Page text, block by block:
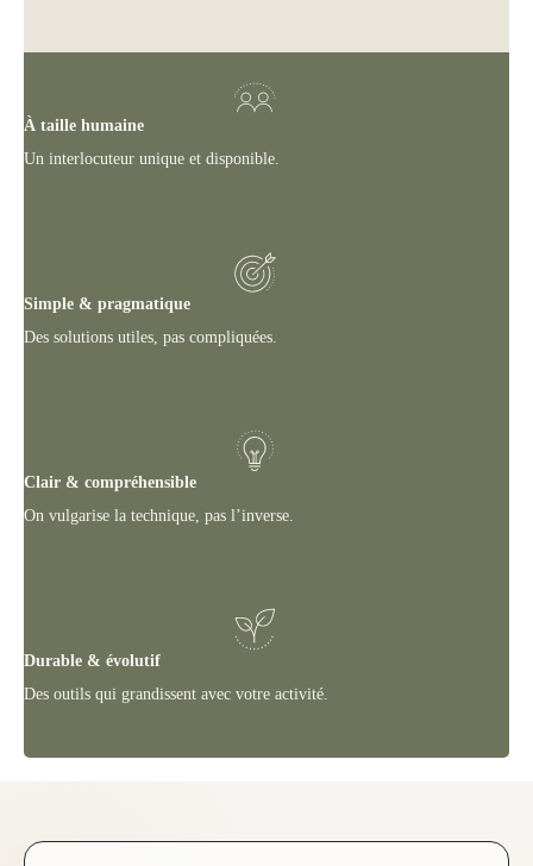
À taille humaine
Un interlocuteur unique et disponible.
Simple & pragmatique
Des solutions utiles, pas compliquées.
Clair & compréhensible
On vulgarise la technique, pas l’inverse.
Durable & évolutif
Des outils qui grandissent avec votre activité.